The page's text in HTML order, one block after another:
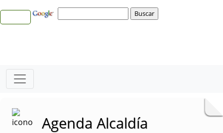
Agenda Alcaldía